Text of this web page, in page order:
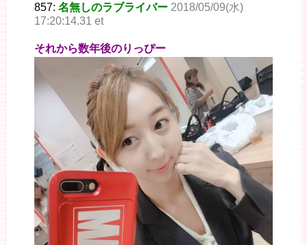
857: 名無しのラブライバー 2018/05/09(水)
17:20:14.31 et
それから数年後のりっぴー